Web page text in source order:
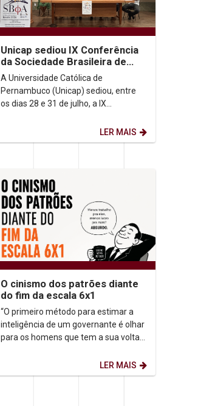
Unicap sediou IX Conferência
da Sociedade Brasileira de
Filosofia Analítica
A Universidade Católica de
Pernambuco (Unicap) sediou, entre
os dias 28 e 31 de julho, a IX
LER MAIS
O cinismo dos patrões diante
do fim da escala 6x1
“O primeiro método para estimar a
inteligência de um governante é olhar
para os homens que tem a sua volta”.
LER MAIS